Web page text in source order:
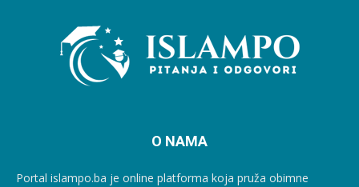
O NAMA
Portal islampo.ba je online platforma koja pruža obimne